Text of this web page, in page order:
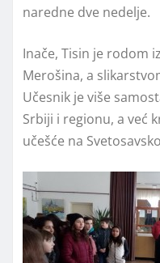
naredne dve nedelje.
Inače, Tisin je rodom
Merošina, a
Učesnik je više
Srbiji i regionu, a već
učešće na